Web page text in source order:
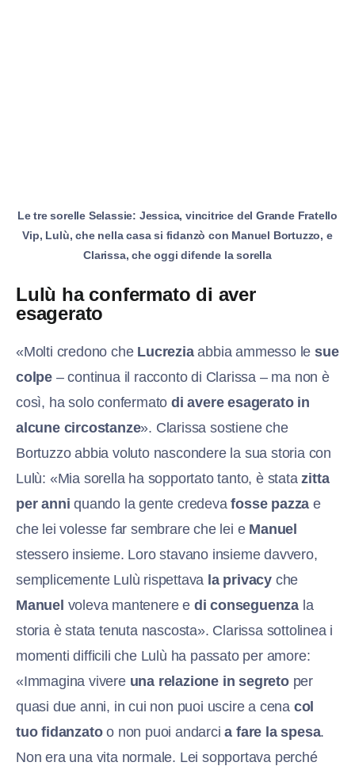
Le tre sorelle Selassie: Jessica, vincitrice del Grande Fratello
Vip, Lulù, che nella casa si fidanzò con Manuel Bortuzzo, e
Clarissa, che oggi difende la sorella
Lulù ha confermato di aver
esagerato
«Molti credono che Lucreziaabbia ammesso lesue
colpe – continua il racconto di Clarissa – ma non è
così, ha solo confermatodi avere esagerato in
alcune circostanze». Clarissa sostiene che
Bortuzzo abbia voluto nascondere la sua storia con
Lulù: «Mia sorella ha sopportato tanto, è statazitta
per anni quando la gente credevafosse pazza e
che lei volesse far sembrare che lei e Manuel
stessero insieme. Loro stavano insieme davvero,
semplicemente Lulù rispettava la privacy che
Manuel voleva mantenere e di conseguenza la
storia è stata tenuta nascosta». Clarissa sottolinea i
momenti difficili che Lulù ha passato per amore:
«Immagina vivere una relazione in segretoper
quasi due anni, in cui non puoi uscire a cena col
tuo fidanzatoo non puoi andarcia fare la spesa.
Non era una vita normale. Lei sopportava perché